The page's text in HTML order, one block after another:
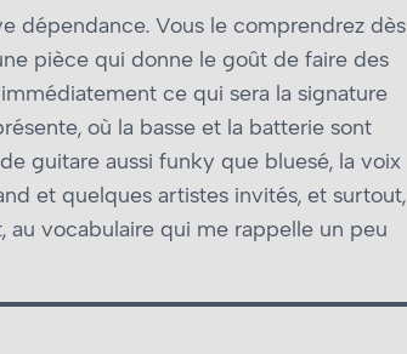
dépendance. Vous le comprendrez dès
pièce qui donne le goût de faire des
ce qui sera la signature
où la basse et la batterie sont
guitare aussi funky que bluesé, la voix
et quelques artistes invités, et surtout,
au vocabulaire qui me rappelle un peu